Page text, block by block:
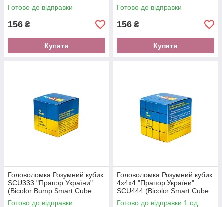
Готово до відправки
156 ₴
Купити
Готово до відправки
156 ₴
Купити
Головоломка Розумний кубик
SCU333 "Прапор України"
(Bicolor Bump Smart Cube
"Ukraine")
Готово до відправки
Головоломка Розумний кубик
4х4х4 "Прапор України"
SCU444 (Bicolor Smart Cube
4x4x4 "Ukraine")
Готово до відправки 1 од.